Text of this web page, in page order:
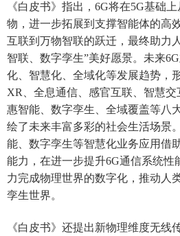
《白皮书》指出，6G将在5G基础
物，进一步拓展到支撑智能体的高
互联到万物智联的跃迁，最终助力
智联、数字孪生”美好愿景。未来
化、智慧化、全域化等发展趋势，
XR、全息通信、感官互联、智慧
惠智能、数字孪生、全域覆盖等八
绘了未来丰富多彩的社会生活场景
能、数字孪生等智慧化业务应用借
能力，在进一步提升6G通信系统性
力完成物理世界的数字化，推动人
孪生世界。
《白皮书》还提出新物理维度无线